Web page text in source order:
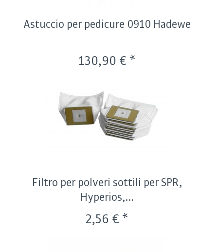
Astuccio per pedicure 0910 Hadewe
130,90 € *
Filtro per polveri sottili per SPR,
Hyperios,...
2,56 € *